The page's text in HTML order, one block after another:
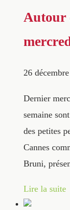
Autour
26
Dernier
semaine
des petites
Cannes
Bruni,
Lire la suite